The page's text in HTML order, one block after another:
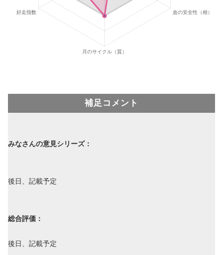
補足コメント
みなさんの意見シリーズ：
後日、記載予定
総合評価：
後日、記載予定